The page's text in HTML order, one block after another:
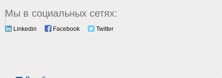
Мы в социальных сетях:
Linkedin Facebook Twitter